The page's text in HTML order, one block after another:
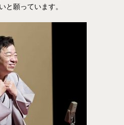
と願っています。